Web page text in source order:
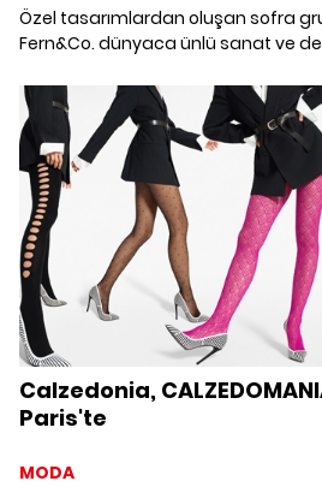
Özel tasarımlardan oluşan sofra
Fern&Co. dünyaca ünlü sanat ve
Paris'te gerçekleştirilecek etkinlikte;
benzersiz tasarımlarını sergileyecek.
Calzedonia,
Paris'te
MODA